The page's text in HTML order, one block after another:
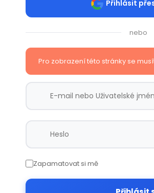
Přihlásit
nebo
Pro zobrazení této stránky se
Zapamatovat si mě